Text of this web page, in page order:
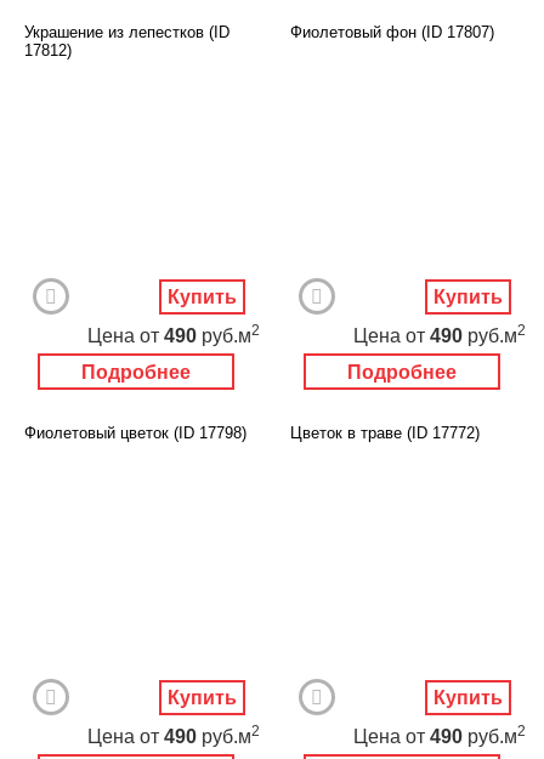
Украшение из лепестков (ID
17812)
Подробнее
Цена от 490 руб.м2
Купить
Фиолетовый фон (ID 17807)
Подробнее
Цена от 490 руб.м2
Купить
Фиолетовый цветок (ID 17798)
Цена от 490 руб.м2
Купить
Цветок в траве (ID 17772)
Цена от 490 руб.м2
Купить